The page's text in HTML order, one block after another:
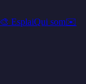
🎨 EsplaiQui som✉️